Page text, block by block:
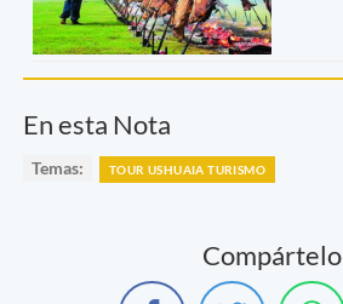
En esta Nota
Temas: TOUR USHUAIA TURISMO
Compártelo